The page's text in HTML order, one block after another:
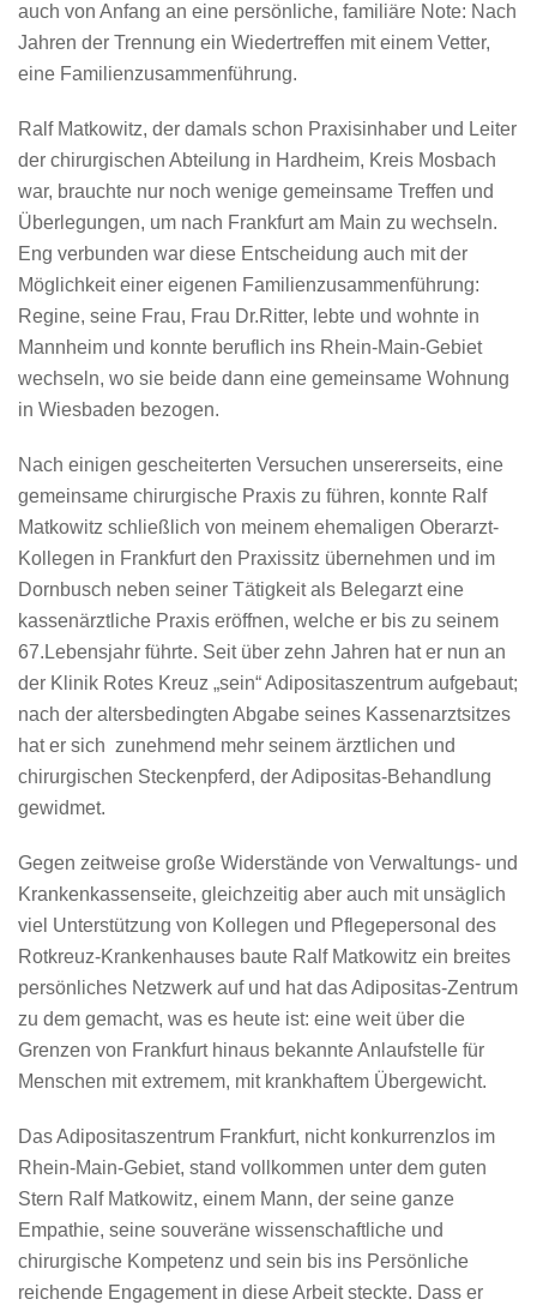
auch von Anfang an eine persönliche, familiäre Note: Nach
Jahren der Trennung ein Wiedertreffen mit einem Vetter,
eine Familienzusammenführung.
Ralf Matkowitz, der damals schon Praxisinhaber und Leiter
der chirurgischen Abteilung in Hardheim, Kreis Mosbach
war, brauchte nur noch wenige gemeinsame Treffen und
Überlegungen, um nach Frankfurt am Main zu wechseln.
Eng verbunden war diese Entscheidung auch mit der
Möglichkeit einer eigenen Familienzusammenführung:
Regine, seine Frau, Frau Dr.Ritter, lebte und wohnte in
Mannheim und konnte beruflich ins Rhein-Main-Gebiet
wechseln, wo sie beide dann eine gemeinsame Wohnung
in Wiesbaden bezogen.
Nach einigen gescheiterten Versuchen unsererseits, eine
gemeinsame chirurgische Praxis zu führen, konnte Ralf
Matkowitz schließlich von meinem ehemaligen Oberarzt-
Kollegen in Frankfurt den Praxissitz übernehmen und im
Dornbusch neben seiner Tätigkeit als Belegarzt eine
kassenärztliche Praxis eröffnen, welche er bis zu seinem
67.Lebensjahr führte. Seit über zehn Jahren hat er nun an
der Klinik Rotes Kreuz „sein“ Adipositaszentrum aufgebaut;
nach der altersbedingten Abgabe seines Kassenarztsitzes
hat er sich zunehmend mehr seinem ärztlichen und
chirurgischen Steckenpferd, der Adipositas-Behandlung
gewidmet.
Gegen zeitweise große Widerstände von Verwaltungs- und
Krankenkassenseite, gleichzeitig aber auch mit unsäglich
viel Unterstützung von Kollegen und Pflegepersonal des
Rotkreuz-Krankenhauses baute Ralf Matkowitz ein breites
persönliches Netzwerk auf und hat das Adipositas-Zentrum
zu dem gemacht, was es heute ist: eine weit über die
Grenzen von Frankfurt hinaus bekannte Anlaufstelle für
Menschen mit extremem, mit krankhaftem Übergewicht.
Das Adipositaszentrum Frankfurt, nicht konkurrenzlos im
Rhein-Main-Gebiet, stand vollkommen unter dem guten
Stern Ralf Matkowitz, einem Mann, der seine ganze
Empathie, seine souveräne wissenschaftliche und
chirurgische Kompetenz und sein bis ins Persönliche
reichende Engagement in diese Arbeit steckte. Dass er